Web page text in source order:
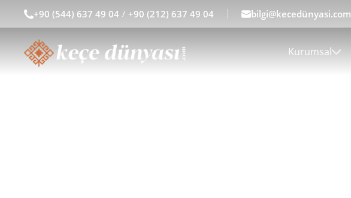
+90 (544) 637 49 04 / +90 (212) 637 49 04 bilgi@kecedünyasi.com
Kurumsal